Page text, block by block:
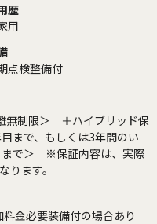
歴
用
点検整備付
無制限＞ ＋ハイブリッド保
まで、もしくは3年間のい
まで＞ ※保証内容は、実際
ります。
金必要装備付の場合あり